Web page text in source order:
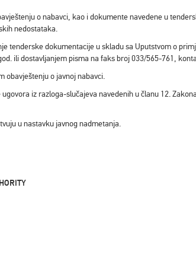
o nabavci, kao i dokumente navedene u
nedostataka.
tenderske dokumentacije u skladu sa Uputstvom o
ili dostavljanjem pisma na faks broj 033/565-761,
obavještenju o javnoj nabavci.
iz razloga-slučajeva navedenih u članu 12.
u nastavku javnog nadmetanja.